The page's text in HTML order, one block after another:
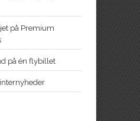
på Premium
på én flybillet